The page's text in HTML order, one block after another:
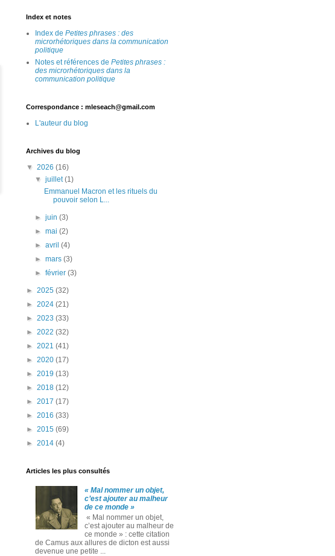
Index et notes
Index de Petites phrases : des
microrhétoriques dans la communication
politique
Notes et références de Petites phrases :
des microrhétoriques dans la
communication politique
Correspondance : mleseach@gmail.com
L'auteur du blog
Archives du blog
▼ 2026 (16)
▼juillet(1)
Emmanuel Macron et les rituels du
pouvoir selon L...
►juin(3)
►mai(2)
►avril(4)
►mars(3)
►février(3)
► 2025 (32)
► 2024 (21)
► 2023 (33)
► 2022 (32)
► 2021 (41)
► 2020 (17)
► 2019 (13)
► 2018 (12)
► 2017 (17)
► 2016 (33)
► 2015 (69)
► 2014 (4)
Articles les plus consultés
« Mal nommer un objet,
c’est ajouter au malheur
de ce monde »
« Mal nommer un objet,
c’est ajouter au malheur de
ce monde » : cette citation
de Camus aux allures de dicton est aussi
devenue une petite ...